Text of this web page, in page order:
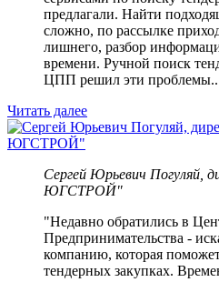
предлагали. Найти
сложно, по рассылке
лишнего, разбор
времени. Ручной поиск
ЦПП решил эти
Читать далее
Сергей Юрьевич
ЮГСТРОЙ"
"Недавно обратились в
Предпринимательства -
компанию, которая
тендерных закупках.